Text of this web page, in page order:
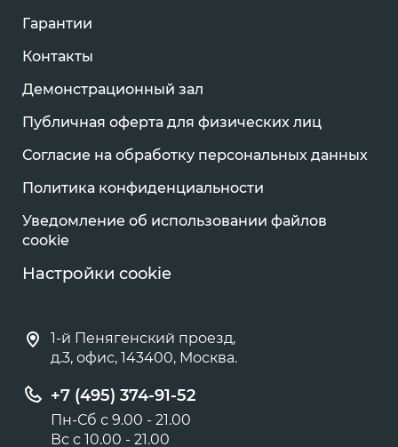
Гарантии
Контакты
Демонстрационный зал
Публичная оферта для физических лиц
Согласие на обработку персональных данных
Политика конфиденциальности
Уведомление об использовании файлов
cookie
Настройки cookie
1-й Пенягенский проезд,
д.3, офис, 143400, Москва.
+7 (495) 374-91-52
Пн-Сб с 9.00 - 21.00
Вс с 10.00 - 21.00